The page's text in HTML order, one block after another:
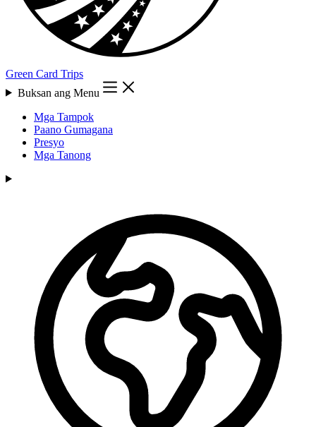
Green Card Trips
Buksan ang Menu
Mga Tampok
Paano Gumagana
Presyo
Mga Tanong